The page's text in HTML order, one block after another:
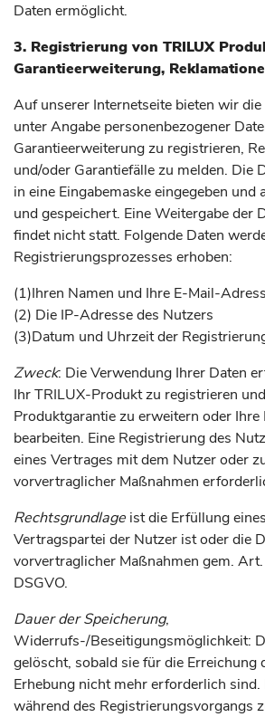
Daten ermöglicht.
3. Registrierung von TRILUX
Garantieerweiterung,
Auf unserer Internetseite bieten wir
unter Angabe personenbezogener
Garantieerweiterung zu registrieren,
und/oder Garantiefälle zu melden. Die
in eine Eingabemaske eingegeben und
und gespeichert. Eine Weitergabe der
findet nicht statt. Folgende Daten
Registrierungsprozesses erhoben:
(1)Ihren Namen und Ihre E-Mail-
(2) Die IP-Adresse des Nutzers
(3)Datum und Uhrzeit der
Zweck: Die Verwendung Ihrer Daten
Ihr TRILUX-Produkt zu registrieren
Produktgarantie zu erweitern oder Ihre
bearbeiten. Eine Registrierung des
eines Vertrages mit dem Nutzer oder
vorvertraglicher Maßnahmen
Rechtsgrundlage ist die Erfüllung
Vertragspartei der Nutzer ist oder die
vorvertraglicher Maßnahmen gem.
DSGVO.
Dauer der Speicherung,
Widerrufs-/Beseitigungsmöglichkeit:
gelöscht, sobald sie für die Erreichung
Erhebung nicht mehr erforderlich
während des Registrierungsvorgangs